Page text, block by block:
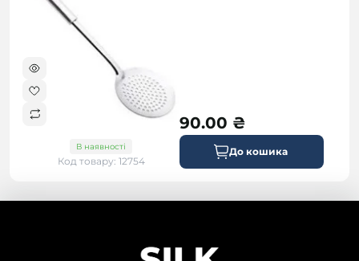
В наявності
Код товару: 12754
90.00 ₴
До кошика